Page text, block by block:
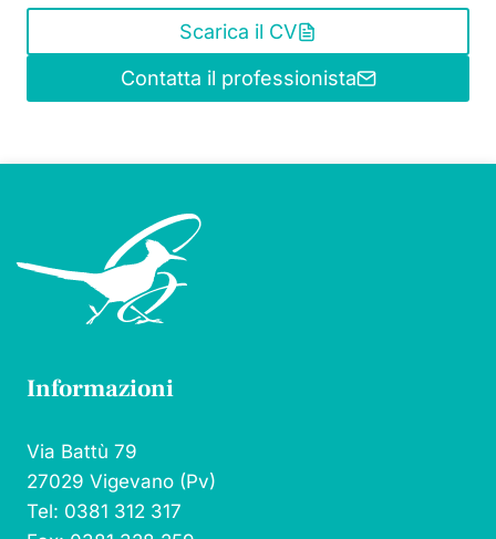
Scarica il CV
Contatta il professionista
Informazioni
Via Battù 79
27029 Vigevano (Pv)
Tel: 0381 312 317